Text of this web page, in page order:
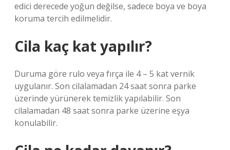
edici derecede yoğun değilse, sadece boya ve boya
koruma tercih edilmelidir.
Cila kaç kat yapılır?
Duruma göre rulo veya fırça ile 4 – 5 kat vernik
uygulanır. Son cilalamadan 24 saat sonra parke
üzerinde yürünerek temizlik yapılabilir. Son
cilalamadan 48 saat sonra parke üzerine eşya
konulabilir.